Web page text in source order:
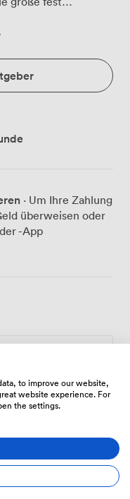
für
des
in München
· Um Ihre Zahlung
überweisen oder
-App
to improve our website,
website experience. For
the settings.